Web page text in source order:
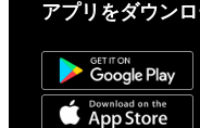
アプリをダウン